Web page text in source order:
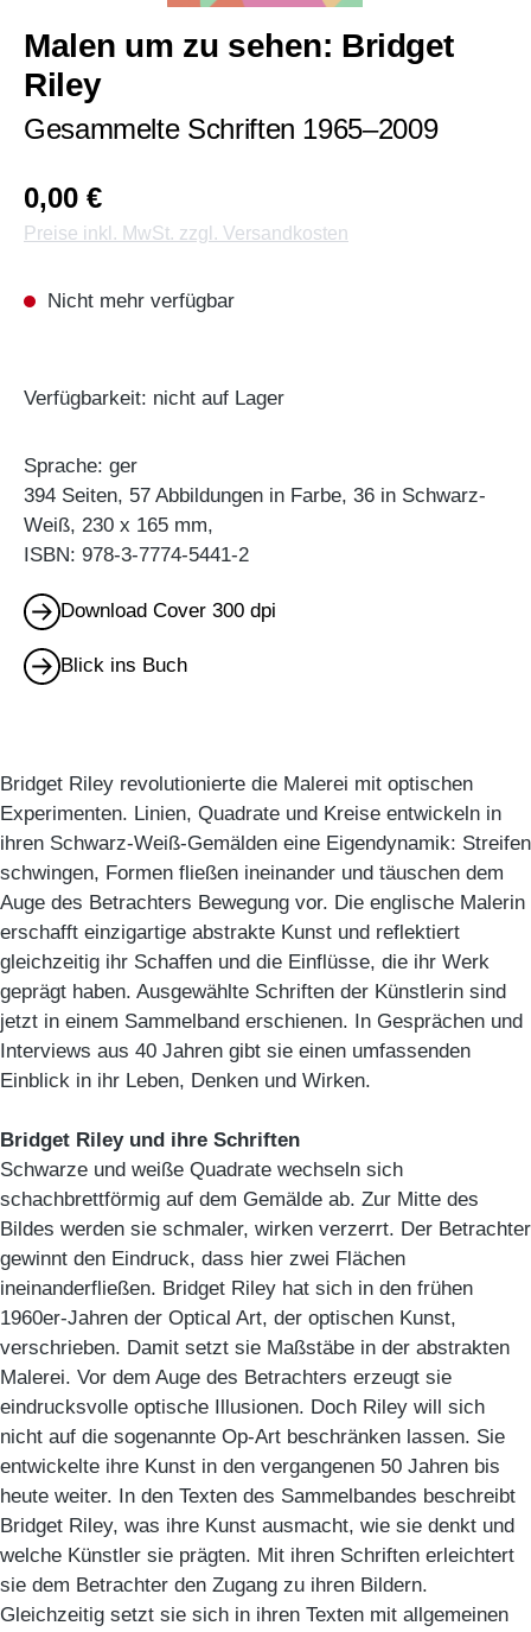
Malen um zu sehen: Bridget
Riley
Gesammelte Schriften 1965–2009
0,00 €
Preise inkl. MwSt. zzgl. Versandkosten
Nicht mehr verfügbar
Verfügbarkeit: nicht auf Lager
Sprache: ger
394 Seiten, 57 Abbildungen in Farbe, 36 in Schwarz-
Weiß, 230 x 165 mm,
ISBN: 978-3-7774-5441-2
Download Cover 300 dpi
Blick ins Buch
Bridget Riley revolutionierte die Malerei mit optischen
Experimenten. Linien, Quadrate und Kreise entwickeln in
ihren Schwarz-Weiß-Gemälden eine Eigendynamik: Streifen
schwingen, Formen fließen ineinander und täuschen dem
Auge des Betrachters Bewegung vor. Die englische Malerin
erschafft einzigartige abstrakte Kunst und reflektiert
gleichzeitig ihr Schaffen und die Einflüsse, die ihr Werk
geprägt haben. Ausgewählte Schriften der Künstlerin sind
jetzt in einem Sammelband erschienen. In Gesprächen und
Interviews aus 40 Jahren gibt sie einen umfassenden
Einblick in ihr Leben, Denken und Wirken.
Bridget Riley und ihre Schriften
Schwarze und weiße Quadrate wechseln sich
schachbrettförmig auf dem Gemälde ab. Zur Mitte des
Bildes werden sie schmaler, wirken verzerrt. Der Betrachter
gewinnt den Eindruck, dass hier zwei Flächen
ineinanderfließen. Bridget Riley hat sich in den frühen
1960er-Jahren der Optical Art, der optischen Kunst,
verschrieben. Damit setzt sie Maßstäbe in der abstrakten
Malerei. Vor dem Auge des Betrachters erzeugt sie
eindrucksvolle optische Illusionen. Doch Riley will sich
nicht auf die sogenannte Op-Art beschränken lassen. Sie
entwickelte ihre Kunst in den vergangenen 50 Jahren bis
heute weiter. In den Texten des Sammelbandes beschreibt
Bridget Riley, was ihre Kunst ausmacht, wie sie denkt und
welche Künstler sie prägten. Mit ihren Schriften erleichtert
sie dem Betrachter den Zugang zu ihren Bildern.
Gleichzeitig setzt sie sich in ihren Texten mit allgemeinen